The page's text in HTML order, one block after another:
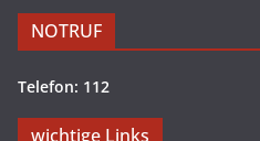
NOTRUF
Telefon: 112
wichtige Links